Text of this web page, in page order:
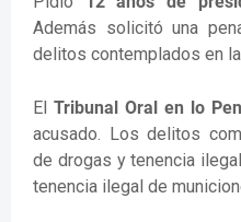
Además solicitó una
delitos contemplados en la
El Tribunal Oral en lo
acusado. Los delitos
de drogas y tenencia
tenencia ilegal de